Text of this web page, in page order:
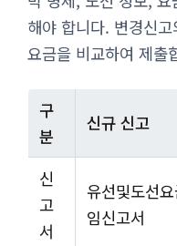
해야 합니다. 변경신
요금을 비교하여 제출
구
분
신규 신고
신
고
서
유선및도선
임신고서